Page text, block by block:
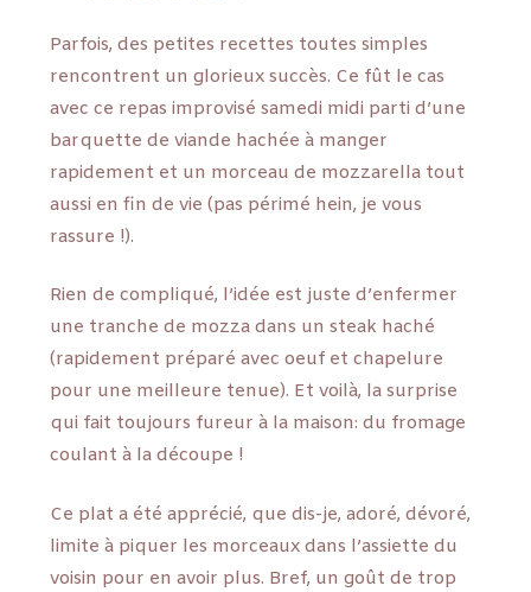
Parfois, des petites recettes toutes simples
rencontrent un glorieux succès. Ce fût le cas
avec ce repas improvisé samedi midi parti d’une
barquette de viande hachée à manger
rapidement et un morceau de mozzarella tout
aussi en fin de vie (pas périmé hein, je vous
rassure !).
Rien de compliqué, l’idée est juste d’enfermer
une tranche de mozza dans un steak haché
(rapidement préparé avec oeuf et chapelure
pour une meilleure tenue). Et voilà, la surprise
qui fait toujours fureur à la maison: du fromage
coulant à la découpe !
Ce plat a été apprécié, que dis-je, adoré, dévoré,
limite à piquer les morceaux dans l’assiette du
voisin pour en avoir plus. Bref, un goût de trop